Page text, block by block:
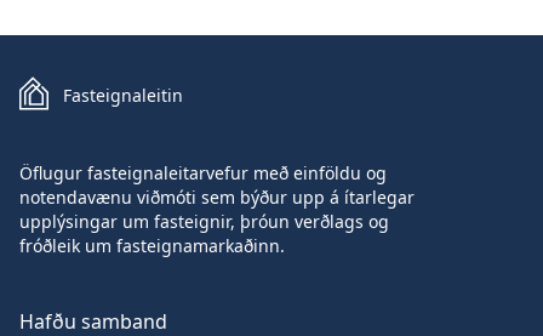
Fasteignaleitin
Öflugur fasteignaleitarvefur með einföldu og
notendavænu viðmóti sem býður upp á ítarlegar
upplýsingar um fasteignir, þróun verðlags og
fróðleik um fasteignamarkaðinn.
Hafðu samband